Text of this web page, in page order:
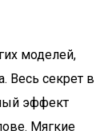
моделей,
Весь секрет в
эффект
Мягкие